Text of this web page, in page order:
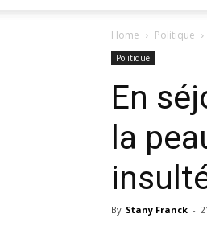
Home Politique
Politique
En
la
By Stany Franck -